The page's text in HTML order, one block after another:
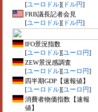
[ユーロドル][ ドル円]
FRB議長記者会見
[ユーロドル][ ドル円]
IFO景況指数
[ユーロドル][ユーロ円]
ZEW景況感調査
[ユーロドル][ユーロ円]
四半期GDP【速報値】
[ユーロドル][ユーロ円]
消費者物価指数【速報
値】